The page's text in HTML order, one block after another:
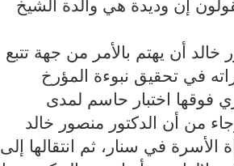
أن يهتم بالأمر من جهة تتبع
في تحقيق نبوءة المؤرخ
فوقها اختبار حاسم لمدى
من أن الدكتور منصور خالد
في سنار، ثم انتقالها إلى